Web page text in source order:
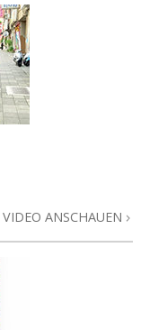
VIDEO ANSCHAUEN